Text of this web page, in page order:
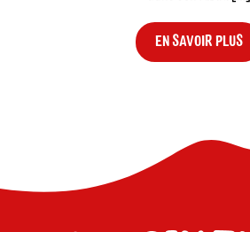
EN SAVOIR PLUS